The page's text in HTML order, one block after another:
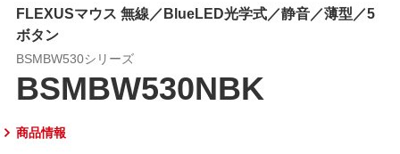
FLEXUSマウス 無線／BlueLED光学式／静音／薄型／5
ボタン
BSMBW530シリーズ
BSMBW530NBK
商品情報